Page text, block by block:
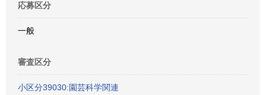
応募区分
一般
審査区分
小区分39030:園芸科学関連